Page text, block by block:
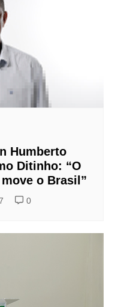
Humberto
Ditinho: “O
o Brasil”
0